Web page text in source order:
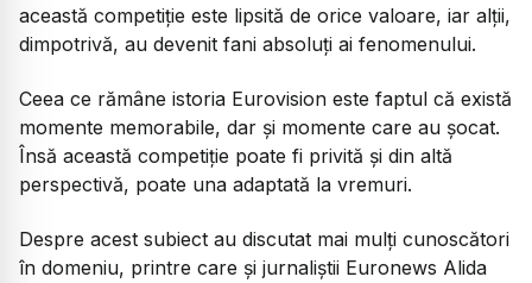
această competiție este lipsită de orice valoare, iar alții,
dimpotrivă, au devenit fani absoluți ai fenomenului.
Ceea ce rămâne istoria Eurovision este faptul că există
momente memorabile, dar și momente care au șocat.
Însă această competiție poate fi privită și din altă
perspectivă, poate una adaptată la vremuri.
Despre acest subiect au discutat mai mulți cunoscători
în domeniu, printre care și jurnaliștii Euronews Alida